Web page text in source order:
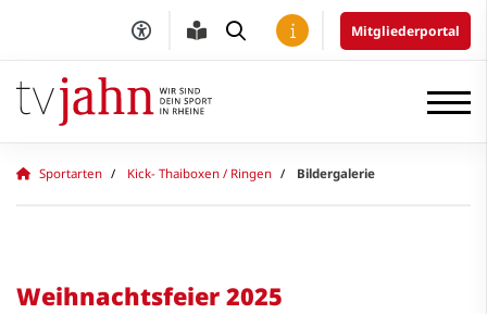
Mitgliederportal
Sportarten Kick- Thaiboxen / Ringen Bildergalerie
Weihnachtsfeier 2025